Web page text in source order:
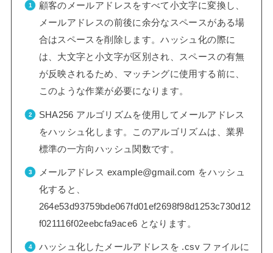
顧客のメールアドレスをすべて小文字に変換し、
メールアドレスの前後に余分なスペースがある場
合はスペースを削除します。ハッシュ化の際に
は、大文字と小文字が区別され、スペースの有無
が反映されるため、マッチングに使用する前に、
このような作業が必要になります。
SHA256 アルゴリズムを使用してメールアドレス
をハッシュ化します。このアルゴリズムは、業界
標準の一方向ハッシュ関数です。
メールアドレス example@gmail.com をハッシュ
化すると、
264e53d93759bde067fd01ef2698f98d1253c730d12
f021116f02eebcfa9ace6 となります。
ハッシュ化したメールアドレスを .csv ファイルに